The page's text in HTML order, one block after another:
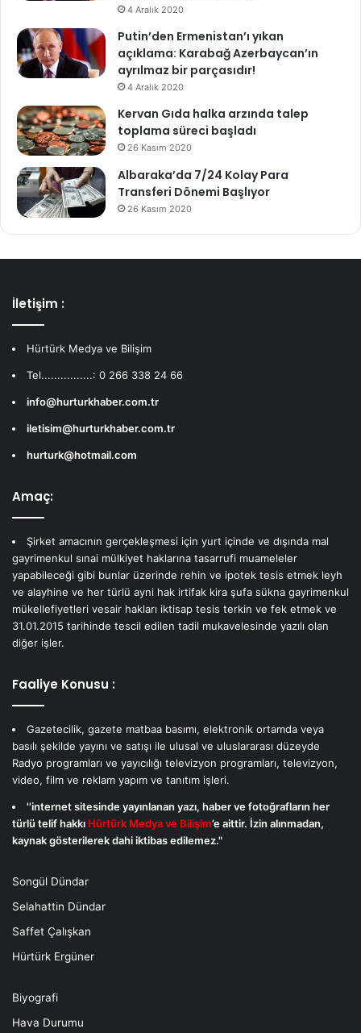
4 Aralık 2020
Putin’den Ermenistan’ı yıkan
açıklama: Karabağ Azerbaycan’ın
ayrılmaz bir parçasıdır!
4 Aralık 2020
Kervan Gıda halka arzında talep
toplama süreci başladı
26 Kasım 2020
Albaraka’da 7/24 Kolay Para
Transferi Dönemi Başlıyor
26 Kasım 2020
İletişim :
Hürtürk Medya ve Bilişim
Tel................: 0 266 338 24 66
info@hurturkhaber.com.tr
iletisim@hurturkhaber.com.tr
hurturk@hotmail.com
Amaç:
Şirket amacının gerçekleşmesi için yurt içinde ve dışında mal
gayrimenkul sınai mülkiyet haklarına tasarrufi muameleler
yapabileceği gibi bunlar üzerinde rehin ve ipotek tesis etmek leyh
ve alayhine ve her türlü ayni hak irtifak kira şufa sükna gayrimenkul
mükellefiyetleri vesair hakları iktisap tesis terkin ve fek etmek ve
31.01.2015 tarihinde tescil edilen tadil mukavelesinde yazılı olan
diğer işler.
Faaliye Konusu :
Gazetecilik, gazete matbaa basımı, elektronik ortamda veya
basılı şekilde yayını ve satışı ile ulusal ve uluslararası düzeyde
Radyo programları ve yayıcılığı televizyon programları, televizyon,
video, film ve reklam yapım ve tanıtım işleri.
''internet sitesinde yayınlanan yazı, haber ve fotoğrafların her
türlü telif hakkı Hürtürk Medya ve Bilişim’e aittir. İzin alınmadan,
kaynak gösterilerek dahi iktibas edilemez."
Songül Dündar
Selahattin Dündar
Saffet Çalışkan
Hürtürk Ergüner
Biyografi
Hava Durumu